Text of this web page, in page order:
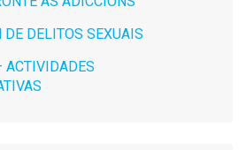
DE DELITOS SEXUAIS
ACTIVIDADES